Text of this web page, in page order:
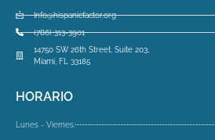
Info@hispanicfactor.org
(786) 313-3901
14750 SW 26th Street, Suite 203,
Miami, FL 33185
HORARIO
Lunes - Viernes: